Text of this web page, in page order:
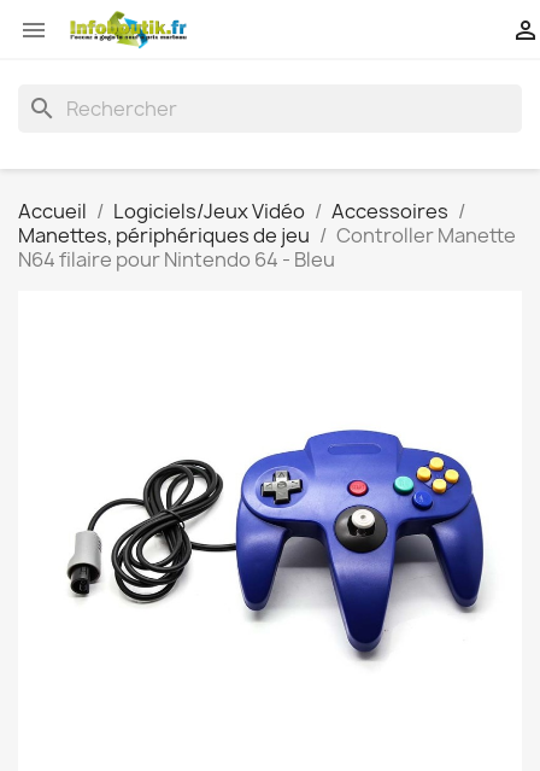
 
search
Accueil Logiciels/Jeux Vidéo
Accessoires
Manettes, périphériques de jeu
Controller Manette
N64 filaire pour Nintendo 64 - Bleu